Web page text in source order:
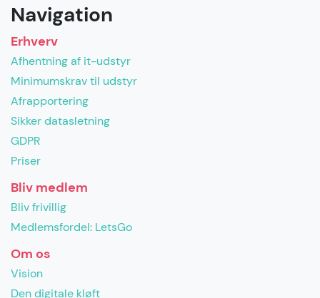
Navigation
Erhverv
Afhentning af it-udstyr
Minimumskrav til udstyr
Afrapportering
Sikker datasletning
GDPR
Priser
Bliv medlem
Bliv frivillig
Medlemsfordel: LetsGo
Om os
Vision
Den digitale kløft